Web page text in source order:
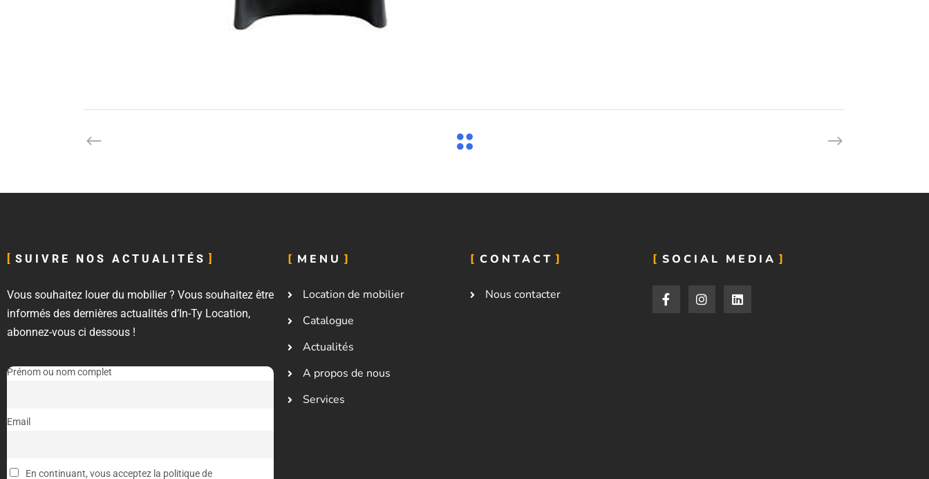
SUIVRE NOS ACTUALITÉS
Vous souhaitez louer du mobilier ? Vous souhaitez être
informés des dernières actualités d’In-Ty Location,
abonnez-vous ci dessous !
Prénom ou nom complet
Email
En continuant, vous acceptez la politique de
MENU
Location de mobilier
Catalogue
Actualités
A propos de nous
Services
CONTACT
Nous contacter
SOCIAL MEDIA